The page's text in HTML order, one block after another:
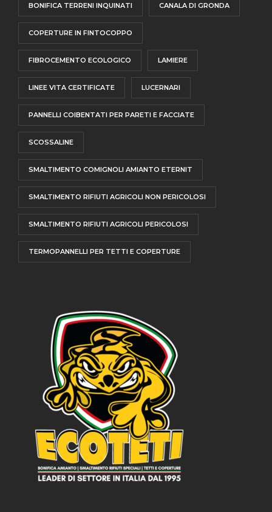
BONIFICA TERRENI INQUINATI CANALA DI GRONDA
COPERTURE IN FINTOCOPPO
FIBROCEMENTO ECOLOGICO LAMIERE
LINEE VITA CERTIFICATE LUCERNARI
PANNELLI COIBENTATI PER PARETI E FACCIATE
SCOSSALINE
SMALTIMENTO COMIGNOLI AMIANTO ETERNIT
SMALTIMENTO RIFIUTI AGRICOLI NON PERICOLOSI
SMALTIMENTO RIFIUTI AGRICOLI PERICOLOSI
TERMOPANNELLI PER TETTI E COPERTURE